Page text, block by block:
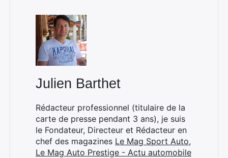
Julien Barthet
Rédacteur professionnel (titulaire de la
carte de presse pendant 3 ans), je suis
le Fondateur, Directeur et Rédacteur en
chef des magazines Le Mag Sport Auto,
Le Mag Auto Prestige - Actu automobile